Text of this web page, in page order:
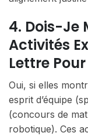
4. Dois-Je
Activités
Lettre Pour
Oui, si elles
esprit d’équipe
(concours de
robotique). Ces